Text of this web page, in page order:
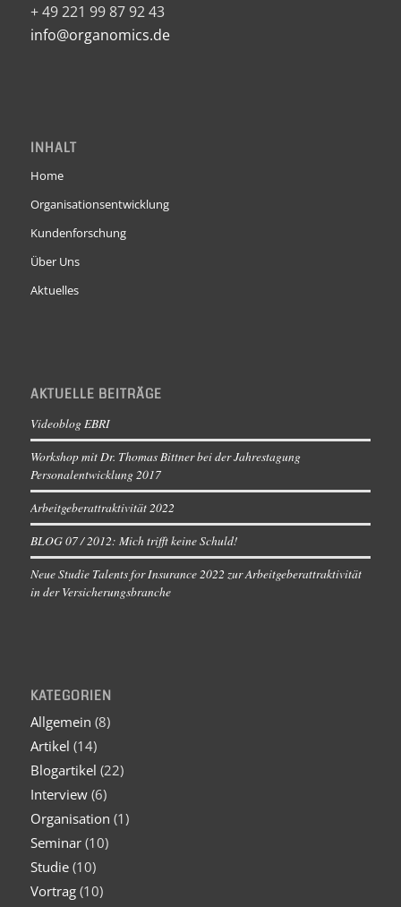
+ 49 221 99 87 92 43
info@organomics.de
INHALT
Home
Organisationsentwicklung
Kundenforschung
Über Uns
Aktuelles
AKTUELLE BEITRÄGE
Videoblog EBRI
Workshop mit Dr. Thomas Bittner bei der Jahrestagung
Personalentwicklung 2017
Arbeitgeberattraktivität 2022
BLOG 07 / 2012: Mich trifft keine Schuld!
Neue Studie Talents for Insurance 2022 zur Arbeitgeberattraktivität
in der Versicherungsbranche
KATEGORIEN
Allgemein (8)
Artikel (14)
Blogartikel (22)
Interview(6)
Organisation (1)
Seminar(10)
Studie(10)
Vortrag(10)